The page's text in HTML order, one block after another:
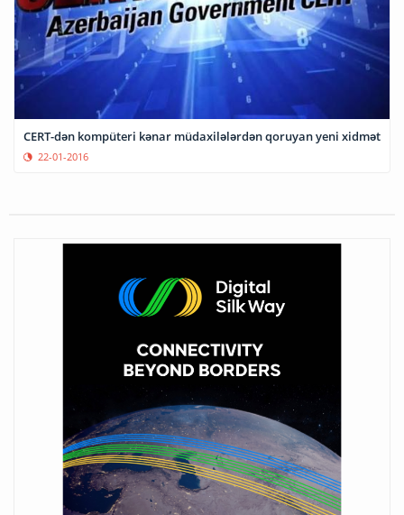
CERT-dən kompüteri kənar müdaxilələrdən qoruyan yeni xidmət
22-01-2016